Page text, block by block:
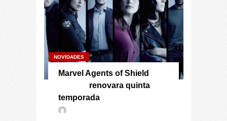
NOVIDADES
Marvel Agents of Shield
renovara quinta
temporada